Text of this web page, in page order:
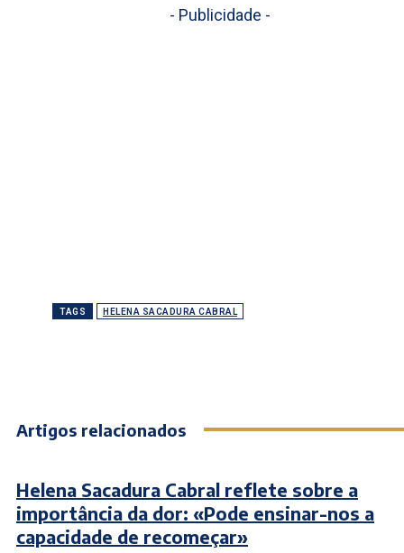
- Publicidade -
TAGS HELENA SACADURA CABRAL
Artigos relacionados
Helena Sacadura Cabral reflete sobre a
importância da dor: «Pode ensinar-nos a
capacidade de recomeçar»